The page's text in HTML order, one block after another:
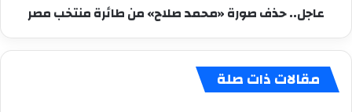
عاجل.. حذف صورة «محمد صلاح» من طائرة منتخب مصر
مقالات ذات صلة